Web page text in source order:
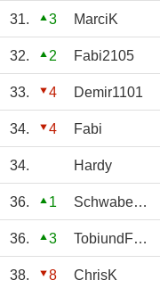
31. 3 MarciK
32. 2 Fabi2105
33. 4 Demir1101
34. 4 Fabi
34. Hardy
36. 1 Schwabenpfeil
36. 3 TobiundFabio
38. 8 ChrisK